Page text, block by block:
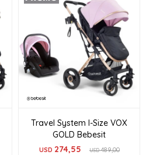
Travel System I-Size VOX
GOLD Bebesit
USD 274,55 USD489,00